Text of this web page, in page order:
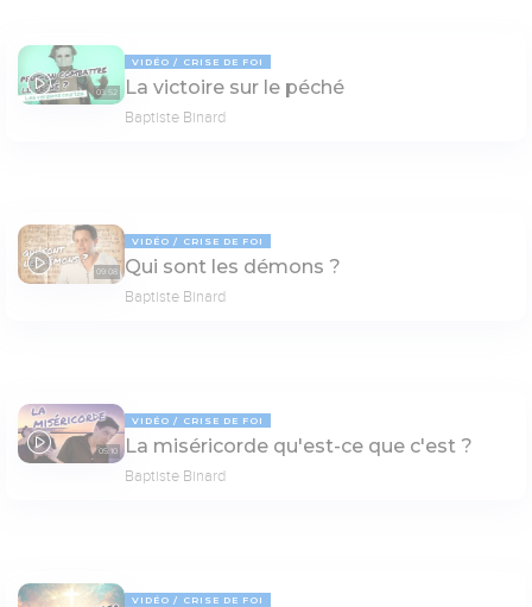
03:52
VIDÉO CRISE DE FOI
La victoire sur le péché
Baptiste Binard
09:08
VIDÉO CRISE DE FOI
Qui sont les démons ?
Baptiste Binard
05:10
VIDÉO CRISE DE FOI
La miséricorde qu'est-ce que c'est ?
Baptiste Binard
VIDÉO CRISE DE FOI